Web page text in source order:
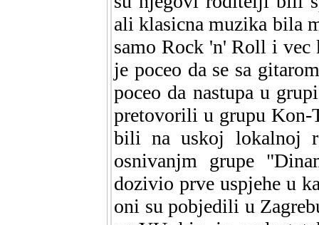
ali klasicna muzika bila
samo Rock 'n' Roll i
je poceo da se sa
poceo da nastupa u
pretovorili u grupu
bili na uskoj lokalnoj
osnivanjm grupe
dozivio prve uspjehe u
oni su pobjedili u